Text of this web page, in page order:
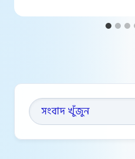
চালু করা। এটি…